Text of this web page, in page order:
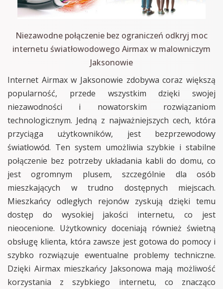
Niezawodne połączenie bez ograniczeń odkryj moc
internetu światłowodowego Airmax w malowniczym
Jaksonowie
Internet Airmax w Jaksonowie zdobywa coraz większą
popularność, przede wszystkim dzięki swojej
niezawodności i nowatorskim rozwiązaniom
technologicznym. Jedną z najważniejszych cech, która
przyciąga użytkowników, jest bezprzewodowy
światłowód. Ten system umożliwia szybkie i stabilne
połączenie bez potrzeby układania kabli do domu, co
jest ogromnym plusem, szczególnie dla osób
mieszkających w trudno dostępnych miejscach.
Mieszkańcy odległych rejonów zyskują dzięki temu
dostęp do wysokiej jakości internetu, co jest
nieocenione. Użytkownicy doceniają również świetną
obsługę klienta, która zawsze jest gotowa do pomocy i
szybko rozwiązuje ewentualne problemy techniczne.
Dzięki Airmax mieszkańcy Jaksonowa mają możliwość
korzystania z szybkiego internetu, co znacząco